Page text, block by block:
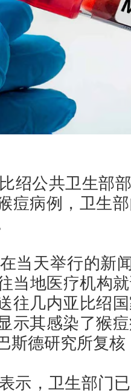
绍公共卫生部
痘病例，卫生
当天举行的新
当地医疗机构
往几内亚比绍
示其感染了猴
斯德研究所复
示，卫生部门